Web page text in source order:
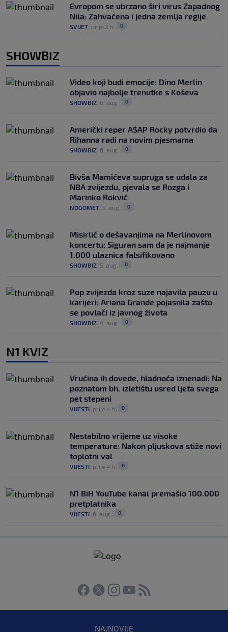
Evropom se ubrzano širi virus Zapadnog
Nila: Zahvaćena i jedna zemlja regije
SVIJET prije 2 h 0
SHOWBIZ
Video koji budi emocije: Dino Merlin
objavio najbolje trenutke s Koševa
SHOWBIZ 6. aug. 0
Američki reper A$AP Rocky potvrdio da
Rihanna radi na novim pjesmama
SHOWBIZ 6. aug. 0
Bivša Mamićeva supruga se udala za
NBA zvijezdu, pjevala se Rozga i
Marinko Rokvić
NOGOMET 5. aug. 0
Misirlić o dešavanjima na Merlinovom
koncertu: Siguran sam da je najmanje
1.000 ulaznica falsifikovano
SHOWBIZ 5. aug. 0
Pop zvijezda kroz suze najavila pauzu u
karijeri: Ariana Grande pojasnila zašto
se povlači iz javnog života
SHOWBIZ 4. aug. 0
N1 KVIZ
Vrućina ih dovede, hladnoća iznenadi: Na
poznatom bh. izletištu usred ljeta svega
pet stepeni
VIJESTI prije 4 h 0
Nestabilno vrijeme uz visoke
temperature: Nakon pljuskova stiže novi
toplotni val
VIJESTI prije 4 h 0
N1 BiH YouTube kanal premašio 100.000
pretplatnika
VIJESTI 6. aug. 0
NAJNOVIJE